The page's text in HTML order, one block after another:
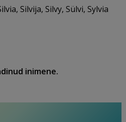
Silvija, Silvy, Sülvi, Sylvia
inimene.